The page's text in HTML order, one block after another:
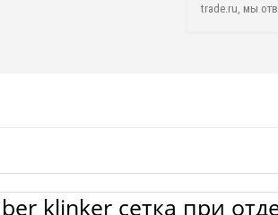
trade.ru, мы
klinker сетка при